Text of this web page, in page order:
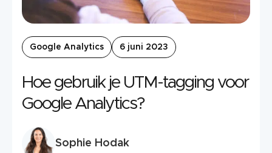
Google Analytics 6 juni 2023
Hoe gebruik je UTM-tagging voor
Google Analytics?
Sophie Hodak